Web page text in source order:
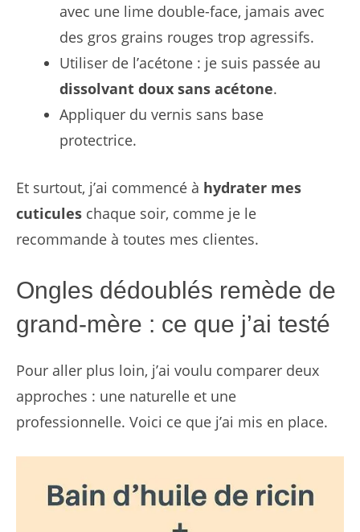
avec une lime double-face, jamais avec
des gros grains rouges trop agressifs.
Utiliser de l’acétone : je suis passée au
dissolvant doux sans acétone.
Appliquer du vernis sans base
protectrice.
Et surtout, j’ai commencé à hydrater mes
cuticules chaque soir, comme je le
recommande à toutes mes clientes.
Ongles dédoublés remède de
grand-mère : ce que j’ai testé
Pour aller plus loin, j’ai voulu comparer deux
approches : une naturelle et une
professionnelle. Voici ce que j’ai mis en place.